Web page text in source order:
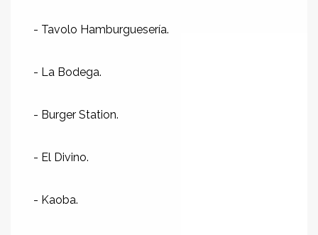
- Tavolo Hamburguesería.
- La Bodega.
- Burger Station.
- El Divino.
- Kaoba.